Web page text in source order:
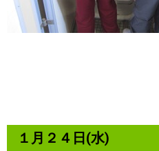
１月２４日(水)